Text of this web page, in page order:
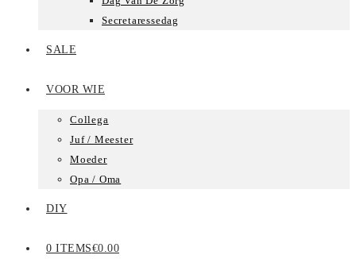
Secretaressedag
SALE
VOOR WIE
Collega
Juf / Meester
Moeder
Opa / Oma
DIY
0 ITEMS€0.00